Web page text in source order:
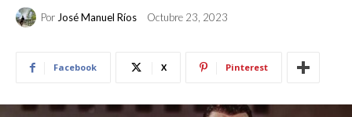
Por José Manuel Ríos Octubre 23, 2023
Facebook X Pinterest